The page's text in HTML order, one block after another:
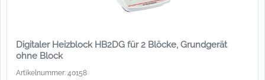
Digitaler Heizblock HB2DG für 2 Blöcke, Grundgerät
ohne Block
Artikelnummer: 40158